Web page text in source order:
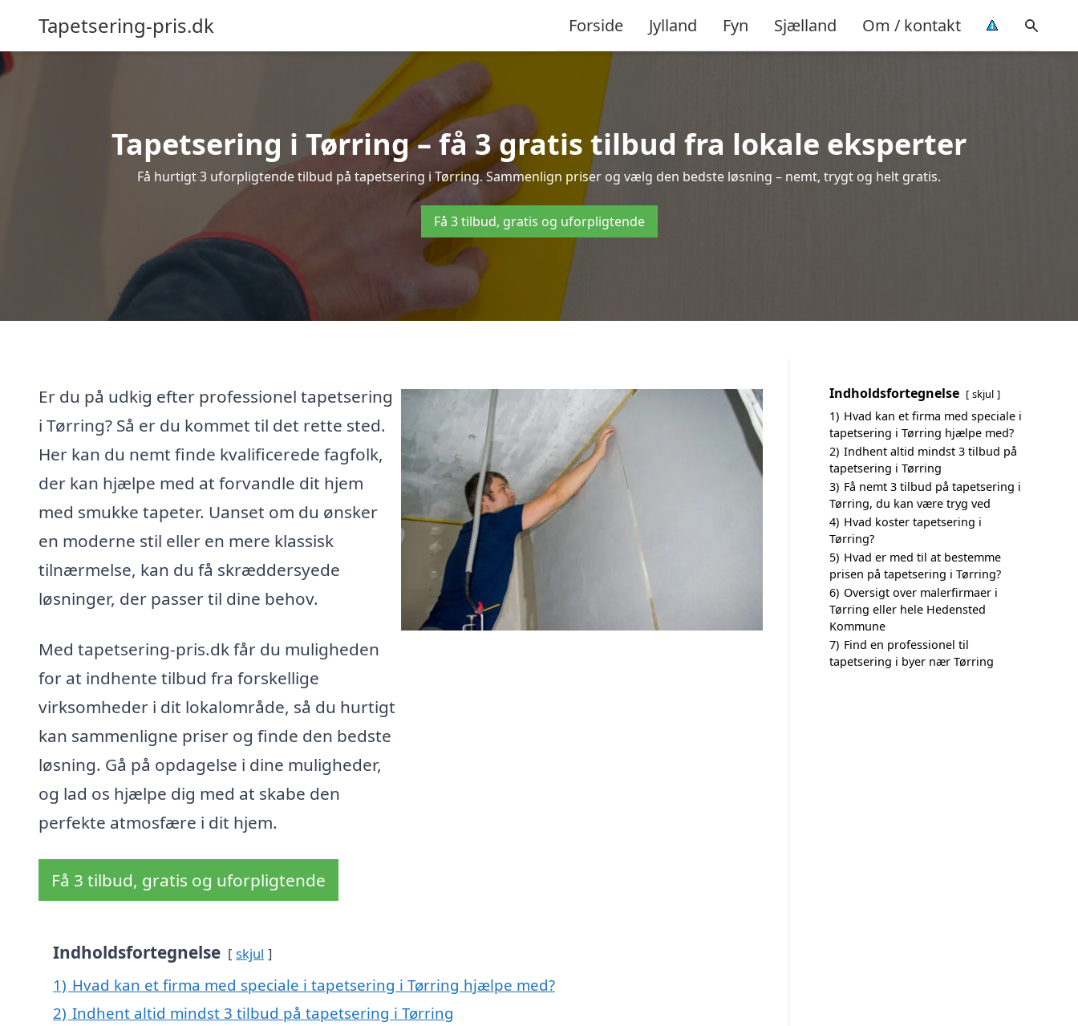
Tapetsering-pris.dk Forside Jylland Fyn Sjælland Om / kontakt
Tapetsering i Tørring – få 3 gratis tilbud fra lokale eksperter
Få hurtigt 3 uforpligtende tilbud på tapetsering i Tørring. Sammenlign priser og vælg den bedste løsning – nemt, trygt og helt gratis.
Få 3 tilbud, gratis og uforpligtende
Er du på udkig efter professionel tapetsering
i Tørring? Så er du kommet til det rette sted.
Her kan du nemt finde kvalificerede fagfolk,
der kan hjælpe med at forvandle dit hjem
med smukke tapeter. Uanset om du ønsker
en moderne stil eller en mere klassisk
tilnærmelse, kan du få skræddersyede
løsninger, der passer til dine behov.
Med tapetsering-pris.dk får du muligheden
for at indhente tilbud fra forskellige
virksomheder i dit lokalområde, så du hurtigt
kan sammenligne priser og finde den bedste
løsning. Gå på opdagelse i dine muligheder,
og lad os hjælpe dig med at skabe den
perfekte atmosfære i dit hjem.
Få 3 tilbud, gratis og uforpligtende
Indholdsfortegnelse skjul
1) Hvad kan et firma med speciale i tapetsering i Tørring hjælpe med?
2) Indhent altid mindst 3 tilbud på tapetsering i Tørring
Indholdsfortegnelse skjul
1) Hvad kan et firma med speciale i
tapetsering i Tørring hjælpe med?
2) Indhent altid mindst 3 tilbud på
tapetsering i Tørring
3) Få nemt 3 tilbud på tapetsering i
Tørring, du kan være tryg ved
4) Hvad koster tapetsering i
Tørring?
5) Hvad er med til at bestemme
prisen på tapetsering i Tørring?
6) Oversigt over malerfirmaer i
Tørring eller hele Hedensted
Kommune
7) Find en professionel til
tapetsering i byer nær Tørring